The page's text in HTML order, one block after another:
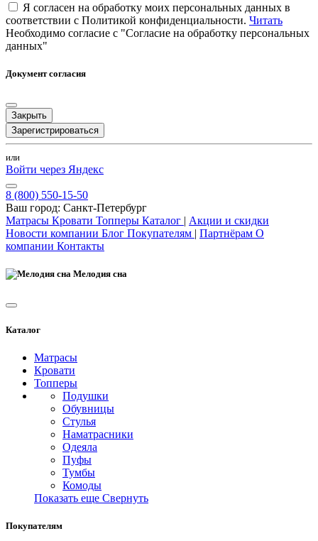
Я согласен на обработку моих персональных данных в
соответствии с Политикой конфиденциальности. Читать
Необходимо согласие с "Согласие на обработку персональных
данных"
Документ согласия
Закрыть
Зарегистрироваться
или
Войти через Яндекс
8 (800) 550-15-50
Ваш город: Санкт-Петербург
Матрасы Кровати Топперы Каталог | Акции и скидки
Новости компании Блог Покупателям | Партнёрам О
компании Контакты
Мелодия сна
Каталог
Матрасы
Кровати
Топперы
Подушки
Обувницы
Стулья
Наматрасники
Одеяла
Пуфы
Тумбы
Комоды
Показать еще Свернуть
Покупателям